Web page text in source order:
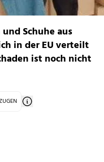
Schuhe aus
in der EU verteilt
ist noch nicht